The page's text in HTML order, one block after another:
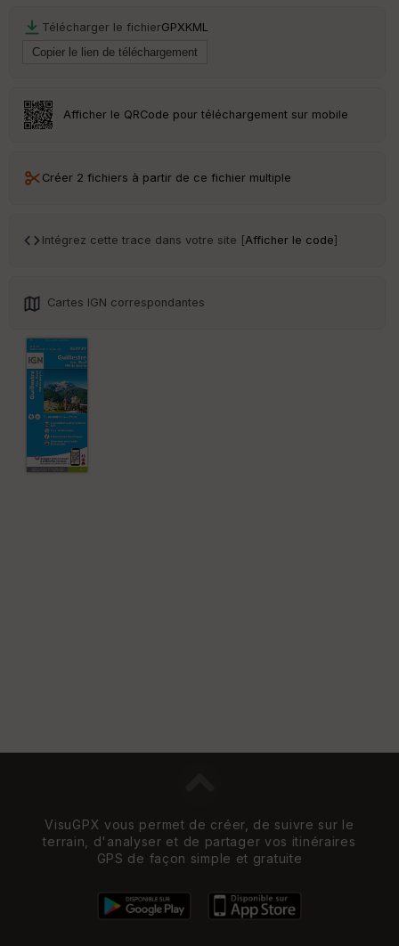
Télécharger le fichierGPXKML
Afficher le QRCode pour téléchargement sur mobile
Créer 2 fichiers à partir de ce fichier multiple
Intégrez cette trace dans votre site [Afficher le code]
Cartes IGN correspondantes
VisuGPX vous permet de créer, de suivre sur le
terrain, d'analyser et de partager vos itinéraires
GPS de façon simple et gratuite